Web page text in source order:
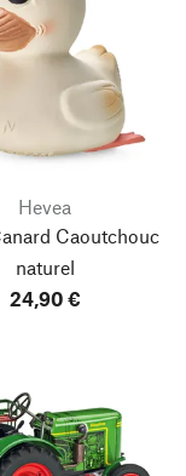
Hevea
Caoutchouc
naturel
24,90 €